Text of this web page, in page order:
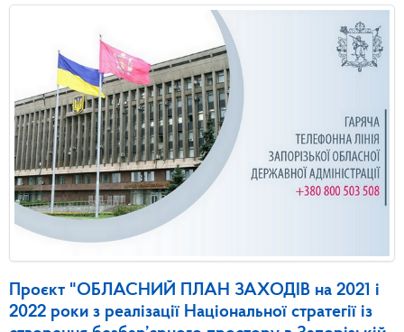
Проєкт "ОБЛАСНИЙ ПЛАН ЗАХОДІВ на 2021 і
2022 роки з реалізації Національної стратегії із